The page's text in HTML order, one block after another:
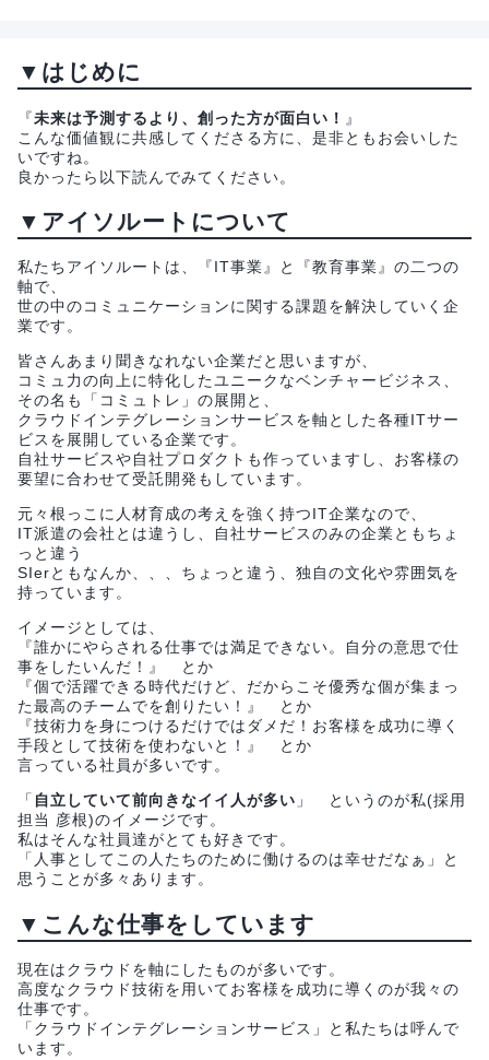
▼はじめに
『未来は予測するより、創った方が面白い！ 』
こんな価値観に共感してくださる方に、是非ともお会いした
いですね。
良かったら以下読んでみてください。
▼アイソルートについて
私たちアイソルートは、『IT事業』と『教育事業』の二つの
軸で、
世の中のコミュニケーションに関する課題を解決していく企
業です。
皆さんあまり聞きなれない企業だと思いますが、
コミュ力の向上に特化したユニークなベンチャービジネス、
その名も「コミュトレ」の展開と、
クラウドインテグレーションサービスを軸とした各種ITサー
ビスを展開している企業です。
自社サービスや自社プロダクトも作っていますし、お客様の
要望に合わせて受託開発もしています。
元々根っこに人材育成の考えを強く持つIT企業なので、
IT派遣の会社とは違うし、自社サービスのみの企業ともちょ
っと違う
SIerともなんか、、、ちょっと違う、独自の文化や雰囲気を
持っています。
イメージとしては、
『誰かにやらされる仕事では満足できない。自分の意思で仕
事をしたいんだ！』 とか
『個で活躍できる時代だけど、だからこそ優秀な個が集まっ
た最高のチームでを創りたい！』 とか
『技術力を身につけるだけではダメだ！お客様を成功に導く
手段として技術を使わないと！』 とか
言っている社員が多いです。
「 自立していて前向きなイイ人が多い 」 というのが私(採用
担当 彦根)のイメージです。
私はそんな社員達がとても好きです。
「人事としてこの人たちのために働けるのは幸せだなぁ」と
思うことが多々あります。
▼こんな仕事をしています
現在はクラウドを軸にしたものが多いです。
高度なクラウド技術を用いてお客様を成功に導くのが我々の
仕事です。
「クラウドインテグレーションサービス」と私たちは呼んで
います。